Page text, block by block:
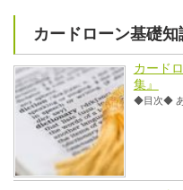
カードローン基礎知
カード
集』
◆目次◆ あ